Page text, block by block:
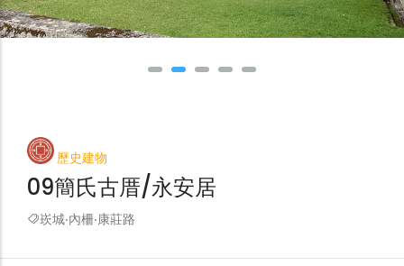
歷史建物
09簡氏古厝/永安居
崁城‧內柵‧康莊路